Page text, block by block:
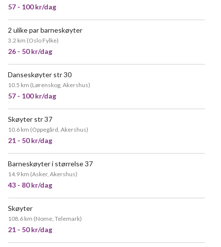
57 - 100 kr/dag
2 ulike par barneskøyter
3.2 km (Oslo Fylke)
26 - 50 kr/dag
Danseskøyter str 30
10.5 km (Lørenskog, Akershus)
57 - 100 kr/dag
Skøyter str 37
10.6 km (Oppegård, Akershus)
21 - 50 kr/dag
Barneskøyter i størrelse 37
14.9 km (Asker, Akershus)
43 - 80 kr/dag
Skøyter
108.6 km (Nome, Telemark)
21 - 50 kr/dag